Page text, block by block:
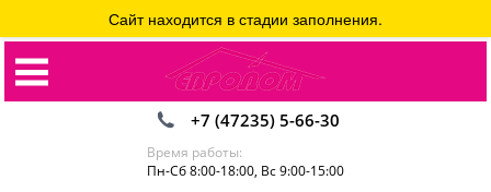
+7 (47235) 5-66-30
Время работы:
Пн-Сб 8:00-18:00, Вс 9:00-15:00
Сайт находится в стадии заполнения.